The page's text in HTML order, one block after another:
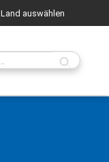
Land auswählen